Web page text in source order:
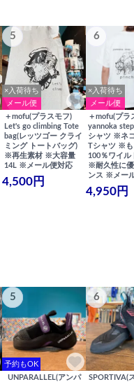
5
×入荷待ち
メール便
＋mofu(プラスモフ)
Let's go climbing Tote
bag(レッツゴー クライ
ミング トートバッグ)
※再生素材 ※大容量
14L ※メール便対応
4,500円
6
×入荷待ち
メール便
＋mofu(プラ
yannoka
シャツ ※ネ
Tシャツ ※も
100％ワイル
※耐久性に
ンス ※メー
4,950円
5
予約もOK
UNPARALLEL(アンパ
6
SPORTIVA(